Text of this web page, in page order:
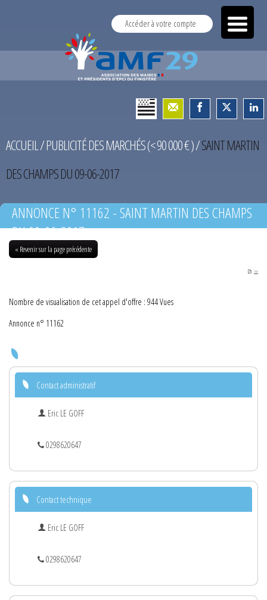
Accéder à votre compte
ACCUEIL/PUBLICITÉ DES MARCHÉS (< 90 000 € )/SAINT MARTIN
DES CHAMPS DU 09-06-2017
ANNONCE N° 11162 - SAINT MARTIN DES CHAMPS
DU 09-06-2017
« Revenir sur la page précédente
PDF
Nombre de visualisation de cet appel d'offre : 944 Vues
Annonce n° 11162
Contact administratif
Eric LE GOFF
0298620647
Contact technique
Eric LE GOFF
0298620647